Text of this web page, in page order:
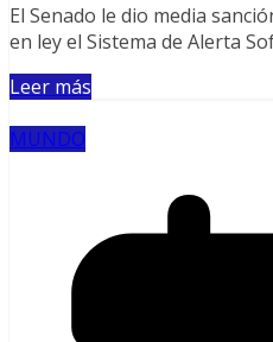
El Senado le dio media
en ley el Sistema de Alerta
Leer más
MUNDO